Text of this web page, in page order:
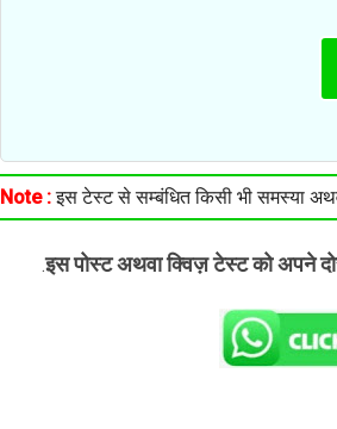
Note :इस टेस्ट से सम्बंधित किसी भी समस्या
.इस पोस्ट अथवा क्विज़ टेस्ट को अपने